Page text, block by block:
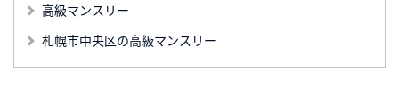
高級マンスリー
札幌市中央区の高級マンスリー